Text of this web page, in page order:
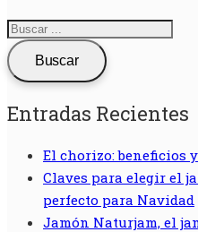
Buscar
Entradas Recientes
El chorizo: beneficios
Claves para elegir el
perfecto para Navidad
Jamón Naturjam, el